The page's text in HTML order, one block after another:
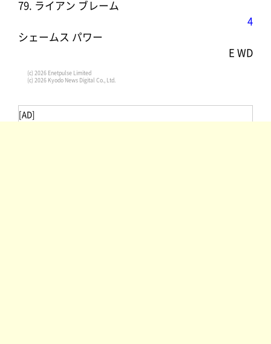
79. ライアン ブレーム
4
シェームス パワー
E WD
(c) 2026 Enetpulse Limited
(c) 2026 Kyodo News Digital Co., Ltd.
[AD]